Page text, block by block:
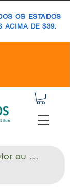
OS ESTADOS
ACIMA DE $39.